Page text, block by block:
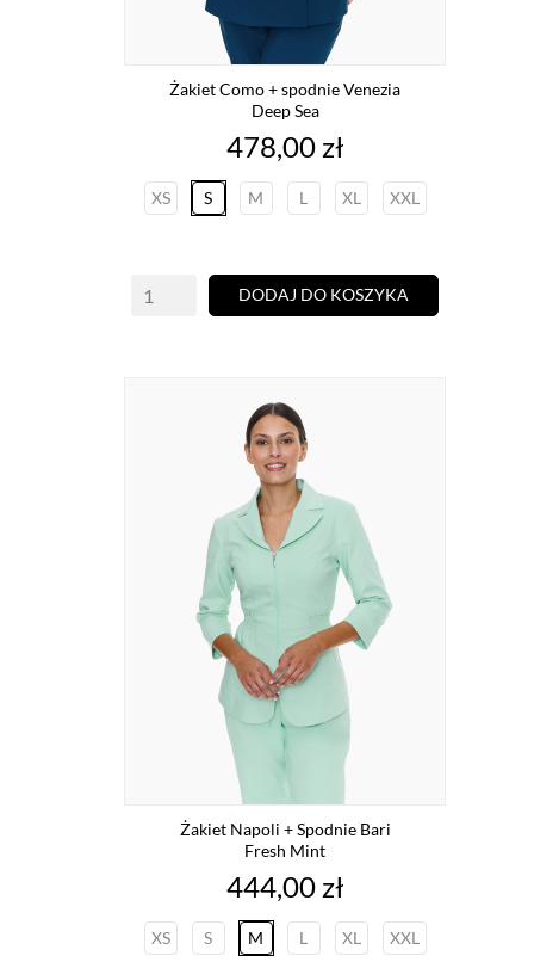
Żakiet Como + spodnie Venezia
Deep Sea
Cena
478,00 zł
XS S M L XL XXL
DODAJ DO KOSZYKA
Żakiet Napoli + Spodnie Bari
Fresh Mint
Cena
444,00 zł
XS S M L XL XXL